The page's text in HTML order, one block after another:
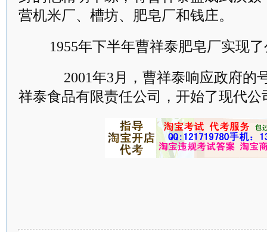
营机米厂、槽坊、肥皂厂和钱庄。
1955年下半年曹祥泰肥皂厂实现
2001年3月，曹祥泰响应政府的
祥泰食品有限责任公司，开始了现代公